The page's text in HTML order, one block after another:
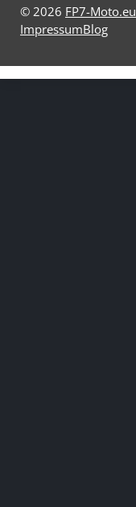
© 2026 FP7-Moto.eu
ImpressumBlog